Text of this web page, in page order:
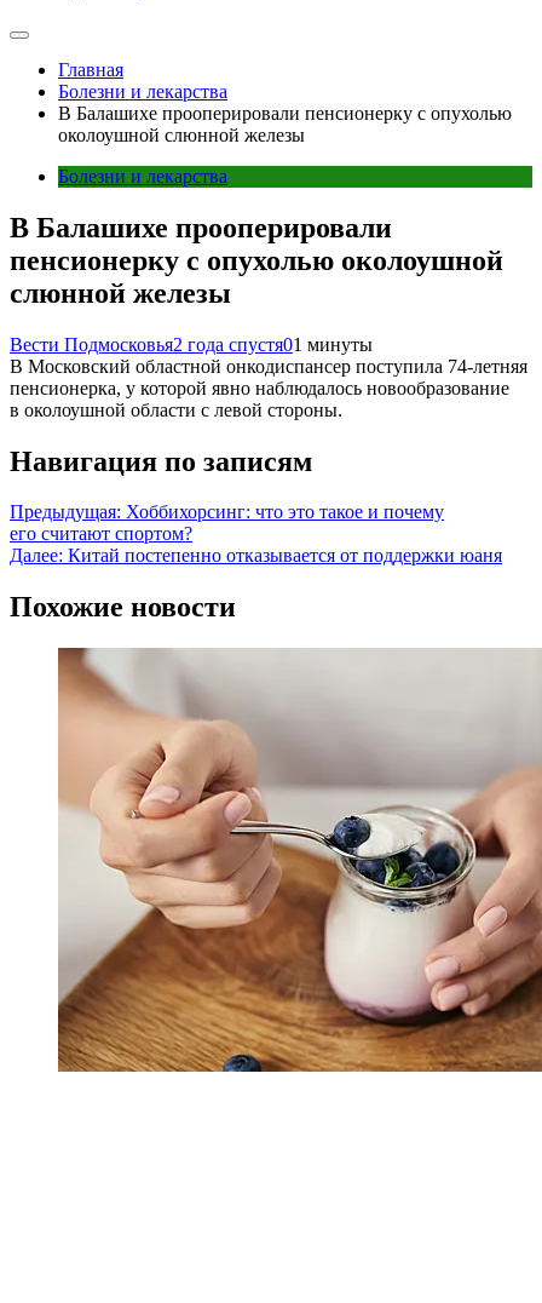
Главная
Болезни и лекарства
В Балашихе прооперировали пенсионерку с опухолью
околоушной слюнной железы
Болезни и лекарства
В Балашихе прооперировали
пенсионерку с опухолью околоушной
слюнной железы
Вести Подмосковья2 года спустя01 минуты
В Московский областной онкодиспансер поступила 74-летняя
пенсионерка, у которой явно наблюдалось новообразование
в околоушной области с левой стороны.
Навигация по записям
Предыдущая: Хоббихорсинг: что это такое и почему
его считают спортом?
Далее: Китай постепенно отказывается от поддержки юаня
Похожие новости